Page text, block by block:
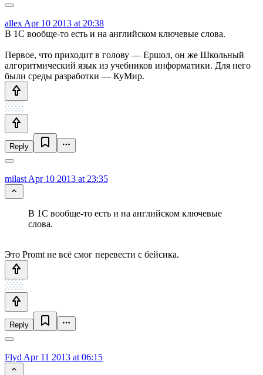
allex Apr 10 2013 at 20:38
В 1С вообще-то есть и на английском ключевые слова.
Первое, что приходит в голову — Ершол, он же Школьный
алгоритмический язык из учебников информатики. Для него
были среды разработки — КуМир.
Reply
milast Apr 10 2013 at 23:35
В 1С вообще-то есть и на английском ключевые
слова.
Это Promt не всё смог перевести с бейсика.
Reply
Flyd Apr 11 2013 at 06:15